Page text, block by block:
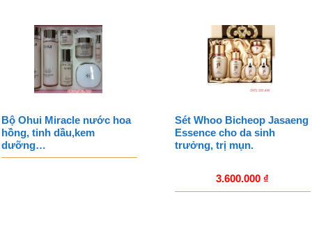
Bộ Ohui Miracle nước hoa
hồng, tinh dầu,kem
dưỡng…
Sét Whoo Bicheop Jasaeng
Essence cho da sinh
trưởng, trị mụn.
3.600.000 ₫